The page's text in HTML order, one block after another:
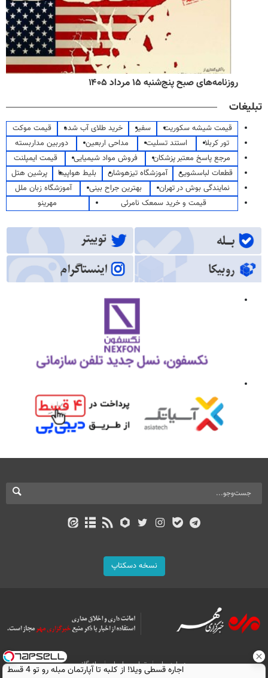
روزنامه‌های صبح پنج‌شنبه ۱۵ مرداد ۱۴۰۵
تبلیغات
قیمت شیشه سکوریت سفیر خرید طلای آب شده
قیمت موکت
تور کربلا
استند تسلیت مداحی اربعین
دوربین مداربسته
مرجع پاسخ معتبر پزشکان
فروش مواد شیمیایی
قیمت ایمپلنت
قطعات لباسشویی
آموزشگاه تیزهوشان بلیط هواپیما
پرشین هتل
نمایندگی بوش در تهران
بهترین جراح بینی
آموزشگاه زبان ملل
قیمت و خرید سمعک نامرئی
مهرینو
نسخه دسکتاپ
درباره ما تماس با ما
بازرگانی
اجاره‌ قسطی ویلا! از کلبه تا آپارتمان مبله رو تو 4 قسط